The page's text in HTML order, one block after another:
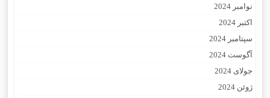
نوامبر 2024
اکتبر 2024
سپتامبر 2024
آگوست 2024
جولای 2024
ژوئن 2024